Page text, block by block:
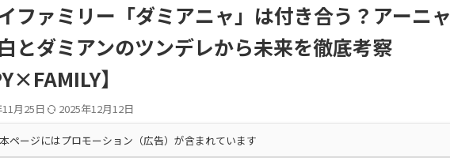
ファミリー「ダミアニャ」は付き合う？アーニャ
とダミアンのツンデレから未来を徹底考察
】
月25日 2025年12月12日
本ページにはプロモーション（広告）が含まれています